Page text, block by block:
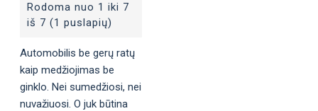
Rodoma nuo 1 iki 7
iš 7 (1 puslapių)
Automobilis be gerų ratų
kaip medžiojimas be
ginklo. Nei sumedžiosi, nei
nuvažiuosi. O juk būtina